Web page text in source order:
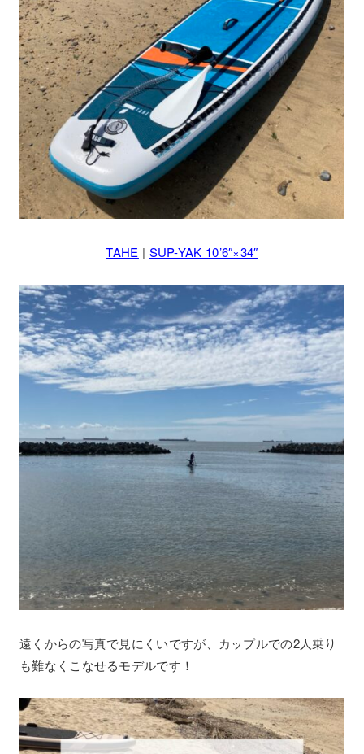
TAHE | SUP-YAK 10’6″×34″
遠くからの写真で見にくいですが、カップルでの2人乗り
も難なくこなせるモデルです！